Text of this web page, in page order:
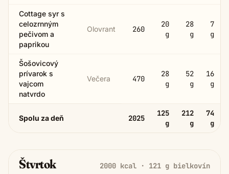
Cottage syr s
celozrnným
pečivom a
paprikou
Olovrant 260
20
g
28
g
7
g
Šošovicový
prívarok s
vajcom
natvrdo
Večera 470
28
g
52
g
16
g
Spolu za deň 2025
125
g
212
g
74
g
Štvrtok 2000 kcal · 121 g bielkovín